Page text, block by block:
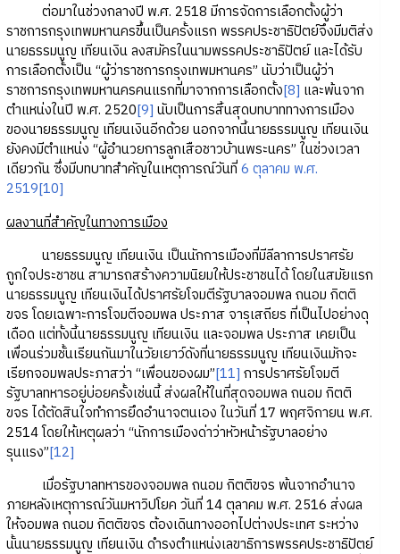
ต่อมาในช่วงกลางปี พ.ศ. 2518 มีการจัดการเลือกตั้งผู้ว่า
ราชการกรุงเทพมหานครขึ้นเป็นครั้งแรก พรรคประชาธิปัตย์จึงมีมติส่ง
นายธรรมนูญ เทียนเงิน ลงสมัครในนามพรรคประชาธิปัตย์ และได้รับ
การเลือกตั้งเป็น “ผู้ว่าราชการกรุงเทพมหานคร” นับว่าเป็นผู้ว่า
ราชการกรุงเทพมหานครคนแรกที่มาจากการเลือกตั้ง[8] และพ้นจาก
ตำแหน่งในปี พ.ศ. 2520[9] นับเป็นการสิ้นสุดบทบาททางการเมือง
ของนายธรรมนูญ เทียนเงินอีกด้วย นอกจากนี้นายธรรมนูญ เทียนเงิน
ยังคงมีตำแหน่ง “ผู้อำนวยการลูกเสือชาวบ้านพระนคร” ในช่วงเวลา
เดียวกัน ซึ่งมีบทบาทสำคัญในเหตุการณ์วันที่6 ตุลาคม พ.ศ.
2519[10]
ผลงานที่สำคัญในทางการเมือง
นายธรรมนูญ เทียนเงิน เป็นนักการเมืองที่มีลีลาการปราศรัย
ถูกใจประชาชน สามารถสร้างความนิยมให้ประชาชนได้ โดยในสมัยแรก
นายธรรมนูญ เทียนเงินได้ปราศรัยโจมตีรัฐบาลจอมพล ถนอม กิตติ
ขจร โดยเฉพาะการโจมตีจอมพล ประภาส จารุเสถียร ที่เป็นไปอย่างดุ
เดือด แต่ทั้งนี้นายธรรมนูญ เทียนเงิน และจอมพล ประภาส เคยเป็น
เพื่อนร่วมชั้นเรียนกันมาในวัยเยาว์ดังที่นายธรรมนูญ เทียนเงินมักจะ
เรียกจอมพลประภาสว่า “เพื่อนของผม”[11] การปราศรัยโจมตี
รัฐบาลทหารอยู่บ่อยครั้งเช่นนี้ ส่งผลให้ในที่สุดจอมพล ถนอม กิตติ
ขจร ได้ตัดสินใจทำการยึดอำนาจตนเอง ในวันที่ 17 พฤศจิกายน พ.ศ.
2514 โดยให้เหตุผลว่า “นักการเมืองด่าว่าหัวหน้ารัฐบาลอย่าง
รุนแรง”[12]
เมื่อรัฐบาลทหารของจอมพล ถนอม กิตติขจร พ้นจากอำนาจ
ภายหลังเหตุการณ์วันมหาวิปโยค วันที่ 14 ตุลาคม พ.ศ. 2516 ส่งผล
ให้จอมพล ถนอม กิตติขจร ต้องเดินทางออกไปต่างประเทศ ระหว่าง
นั้นนายธรรมนูญ เทียนเงิน ดำรงตำแหน่งเลขาธิการพรรคประชาธิปัตย์